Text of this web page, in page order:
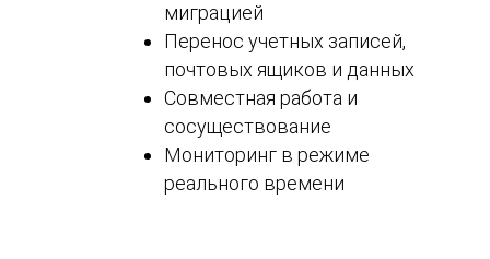
миграцией
Перенос учетных записей,
почтовых ящиков и данных
Совместная работа и
сосуществование
Мониторинг в режиме
реального времени